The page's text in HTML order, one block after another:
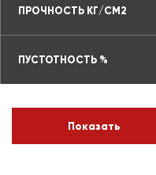
ПРОЧНОСТЬ КГ/СМ2
ПУСТОТНОСТЬ %